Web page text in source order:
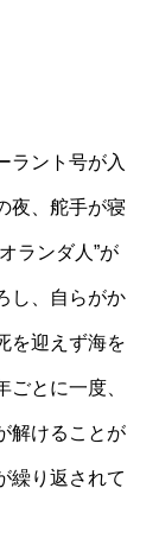
ラント号が入
夜、舵手が寝
ランダ人”が
し、自らがか
を迎えず海を
とに一度、
解けることが
繰り返されて